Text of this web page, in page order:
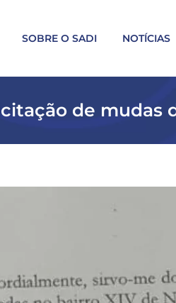
SOBRE O SADI NOTÍCIAS
de mudas